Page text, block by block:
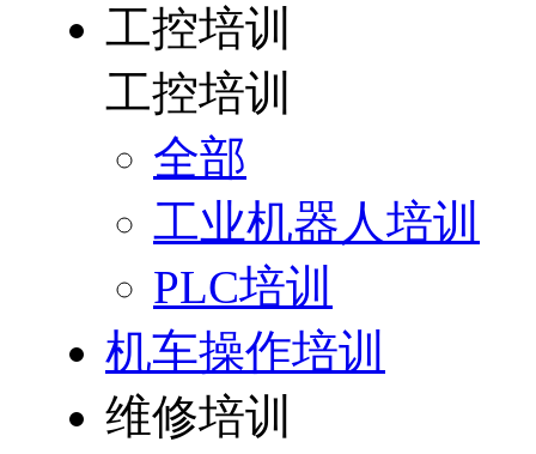
工控培训
工控培训
全部
工业机器人培训
PLC培训
机车操作培训
维修培训